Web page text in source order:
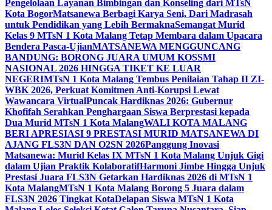
Pengelolaan Layanan Bimbingan dan Konseling dari MTsN
Kota BogorMatsanewa Berbagi Karya Seni, Dari Madrasah
untuk Pendidikan yang Lebih BermaknaSemangat Murid
Kelas 9 MTsN 1 Kota Malang Tetap Membara dalam Upacara
Bendera Pasca-UjianMATSANEWA MENGGUNCANG
BANDUNG: BORONG JUARA UMUM KOSSMI
NASIONAL 2026 HINGGA TIKET KE LUAR
NEGERIMTsN 1 Kota Malang Tembus Penilaian Tahap II ZI-
WBK 2026, Perkuat Komitmen Anti-Korupsi Lewat
Wawancara VirtualPuncak Hardiknas 2026: Gubernur
Khofifah Serahkan Penghargaan Siswa Berprestasi kepada
Dua Murid MTsN 1 Kota MalangWALI KOTA MALANG
BERI APRESIASI 9 PRESTASI MURID MATSANEWA DI
AJANG FLS3N DAN O2SN 2026Panggung Inovasi
Matsanewa: Murid Kelas IX MTsN 1 Kota Malang Unjuk Gigi
dalam Ujian Praktik KolaboratifHarmoni Jimbe Hingga Unjuk
Prestasi Juara FLS3N Getarkan Hardiknas 2026 di MTsN 1
Kota MalangMTsN 1 Kota Malang Borong 5 Juara dalam
FLS3N 2026 Tingkat KotaDelapan Siswa MTsN 1 Kota